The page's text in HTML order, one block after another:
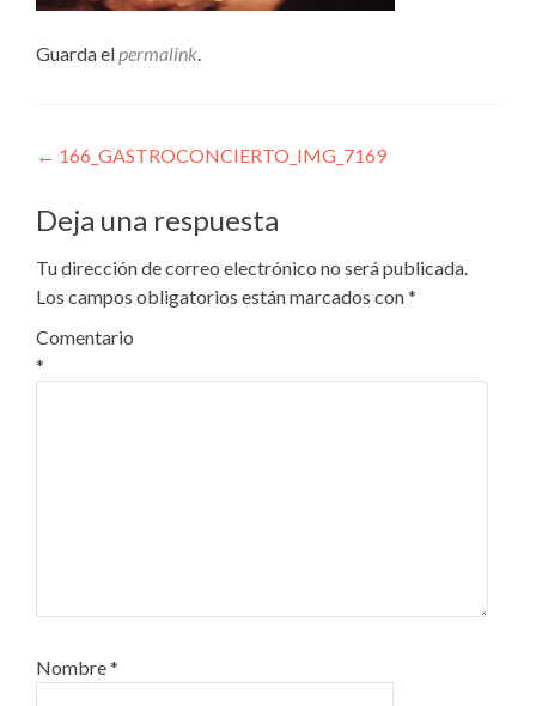
Guarda elpermalink.
Navegación
de
entradas
← 166_GASTROCONCIERTO_IMG_7169
Deja una respuesta
Tu dirección de correo electrónico no será publicada.
Los campos obligatorios están marcados con*
Comentario
*
Nombre*